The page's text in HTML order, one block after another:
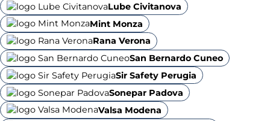
Lube Civitanova
Mint Monza
Rana Verona
San Bernardo Cuneo
Sir Safety Perugia
Sonepar Padova
Valsa Modena